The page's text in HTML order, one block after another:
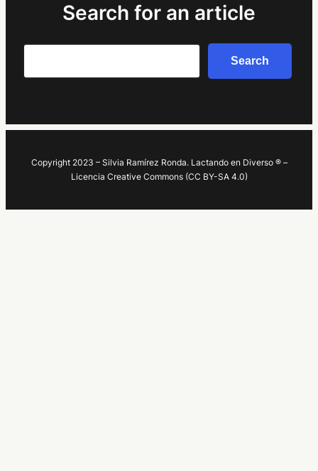
Search for an article
Search
Copyright 2023 – Silvia Ramírez Ronda. Lactando en Diverso ® –
Licencia Creative Commons (CC BY-SA 4.0)